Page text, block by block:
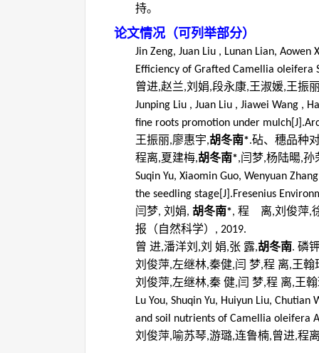
持。
论文情况（可列举部分）
Jin Zeng, Juan Liu , Lunan Lian, Aowen
Efficiency of Grafted Camellia oleifera
曾进,赵兰,刘娟,段永康,王淑媛,王振
Junping Liu , Juan Liu , Jiawei Wang ,
fine roots promotion under
王振丽,廖惠宇,胡冬南*.砧、穗品种
程离,夏建梅,胡冬南*,闫梦,杨陆暘,孙
Suqin Yu, Xiaomin Guo, Wenyuan
the seedling stage[J].Fresenius
闫梦, 刘娟, 胡冬南*, 程 离,刘俊萍,
报（自然科学） , 2019.
曾 进,潘洋刘 ,刘 娟,张 露,胡冬南. 磷
刘俊萍,左继林,秦健,闫 梦,程 离,王翰
刘俊萍,左继林,秦 健,闫 梦,程 离,王
Lu You, Shuqin Yu, Huiyun Liu,
and soil nutrients of Camellia oleifera
刘俊萍,喻苏琴,游璐,连鲁楠,曾进,程